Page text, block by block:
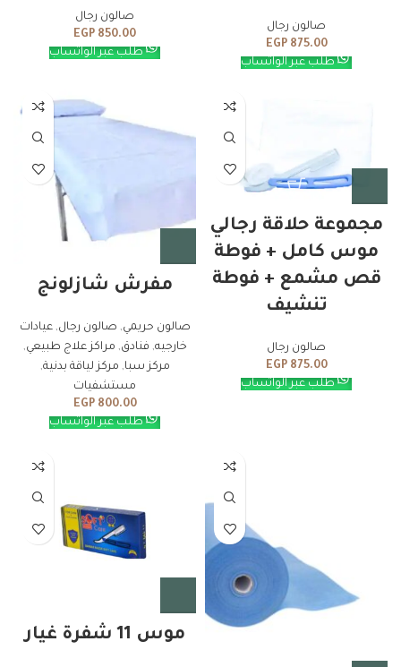
صالون رجال
EGP875.00
طلب عبر الواتساب
صالون رجال
EGP 850.00
طلب عبر الواتساب
مجموعة حلاقة رجالي
موس كامل + فوطة
قص مشمع + فوطة
تنشيف
صالون رجال
EGP875.00
طلب عبر الواتساب
مفرش شازلونج
صالون حريمي, صالون رجال,عيادات
خارجيه, فنادق, مراكز علاج طبيعي,
مركز سبا, مركز لياقة بدنية,
مستشفيات
EGP800.00
طلب عبر الواتساب
موس 11 شفرة غيار